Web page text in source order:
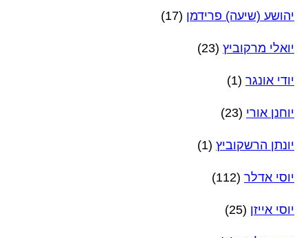
יהושע (שיעה) פרידמן (17)
יואלי מרקוביץ (23)
יודי אונגר (1)
יוחנן אורי (23)
יונתן הרשקוביץ (1)
יוסי אדלר (112)
יוסי אייזן (25)